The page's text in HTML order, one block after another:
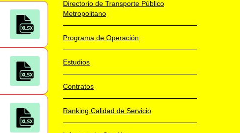
Directorio de Transporte Público
Metropolitano
Programa de Operación
Estudios
Contratos
Ranking Calidad de Servicio